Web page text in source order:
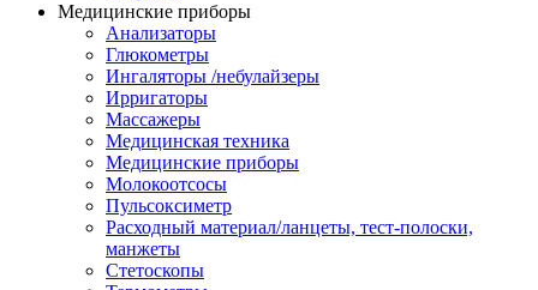
Медицинские приборы
Анализаторы
Глюкометры
Ингаляторы /небулайзеры
Ирригаторы
Массажеры
Медицинская техника
Медицинские приборы
Молокоотсосы
Пульсоксиметр
Расходный материал/ланцеты, тест-полоски,
манжеты
Стетоскопы